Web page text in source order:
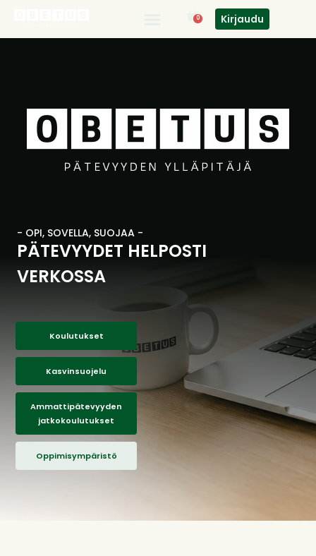
0 Kirjaudu
- OPI, SOVELLA, SUOJAA -
PÄTEVYYDET HELPOSTI
VERKOSSA
Koulutukset
Kasvinsuojelu
Ammattipätevyyden
jatkokoulutukset
Oppimisympäristö